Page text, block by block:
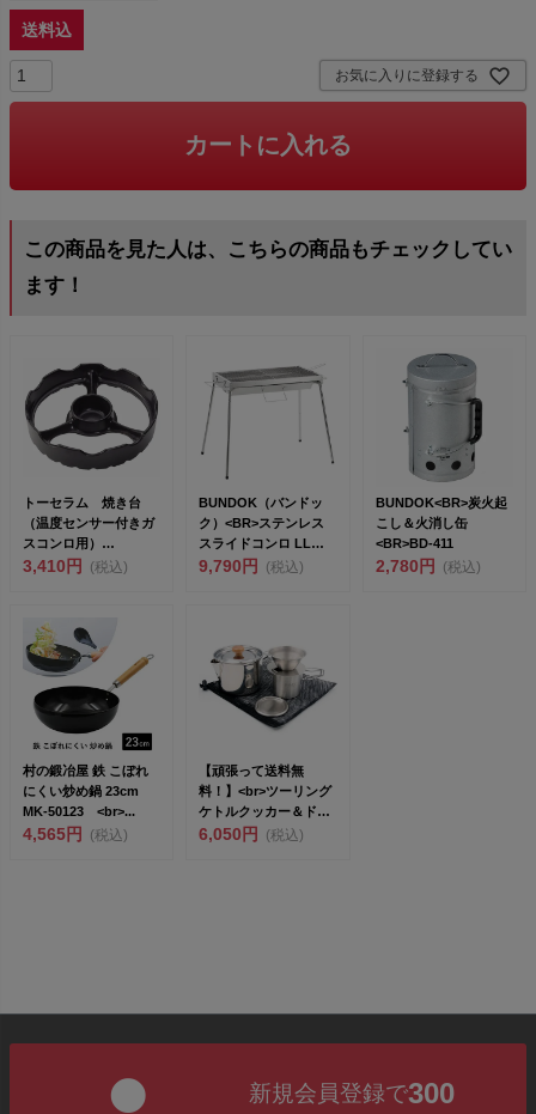
送料込
お気に入りに登録する
カートに入れる
この商品を見た人は、こちらの商品もチェックしてい
ます！
トーセラム 焼き台
（温度センサー付きガ
スコンロ用）
<br>［TSG-00...
3,410円 (税込)
BUNDOK（バンドッ
ク）<BR>ステンレス
スライドコンロ LL
BD...
9,790円 (税込)
BUNDOK<BR>炭火起
こし＆火消し缶
<BR>BD-411
2,780円 (税込)
村の鍛冶屋 鉄 こぼれ
にくい炒め鍋 23cm
MK-50123 <br>...
4,565円 (税込)
【頑張って送料無
料！】<br>ツーリング
ケトルクッカー＆ドリ
ッパーセット...
6,050円 (税込)
新規会員登録で300